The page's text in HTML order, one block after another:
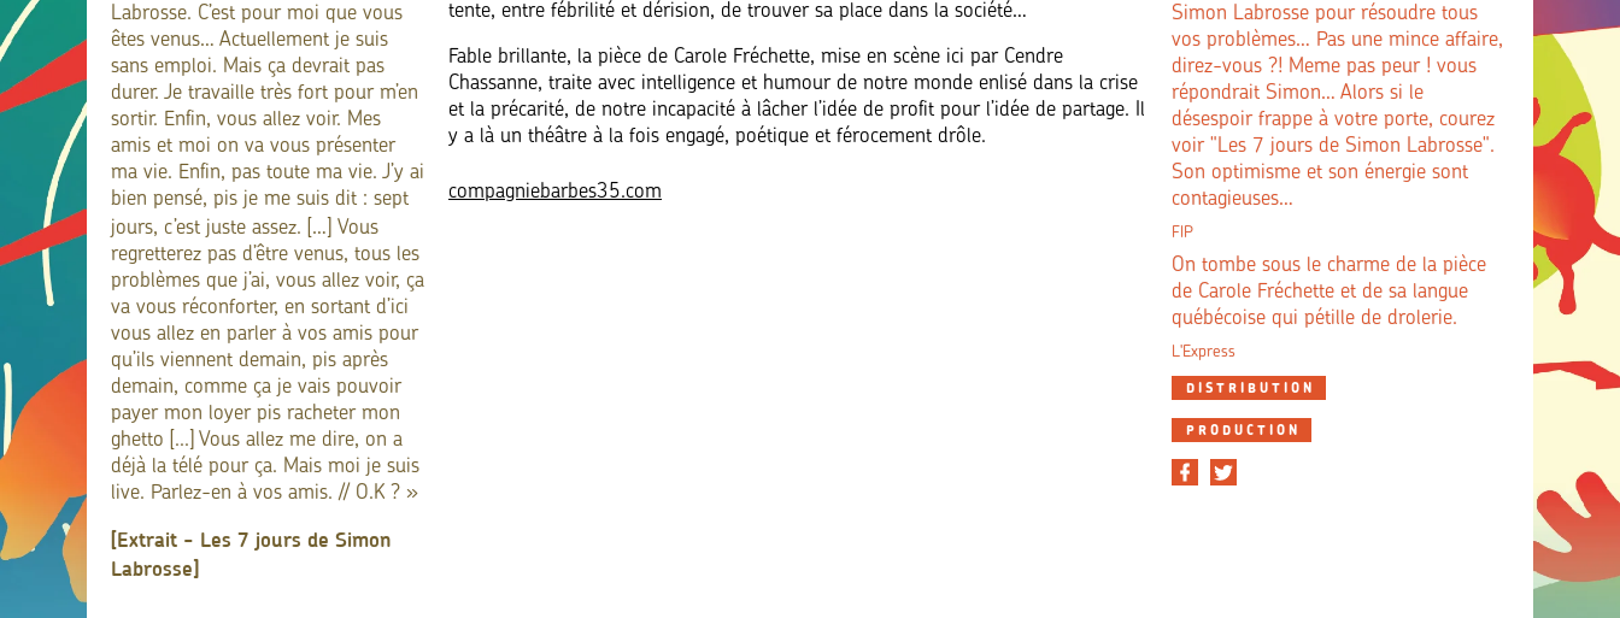
Labrosse. C’est pour moi que vous
êtes venus… Actuellement je suis
sans emploi. Mais ça devrait pas
durer. Je travaille très fort pour m’en
sortir. Enfin, vous allez voir. Mes
amis et moi on va vous présenter
ma vie. Enfin, pas toute ma vie. J’y ai
bien pensé, pis je me suis dit : sept
jours, c’est juste assez. […] Vous
regretterez pas d’être venus, tous les
problèmes que j’ai, vous allez voir, ça
va vous réconforter, en sortant d’ici
vous allez en parler à vos amis pour
qu’ils viennent demain, pis après
demain, comme ça je vais pouvoir
payer mon loyer pis racheter mon
ghetto [...] Vous allez me dire, on a
déjà la télé pour ça. Mais moi je suis
live. Parlez-en à vos amis. // O.K ? »
[Extrait - Les 7 jours de Simon
Labrosse]
tente, entre fébrilité et dérision, de trouver sa place dans la société…
Fable brillante, la pièce de Carole Fréchette, mise en scène ici par Cendre
Chassanne, traite avec intelligence et humour de notre monde enlisé dans la crise
et la précarité, de notre incapacité à lâcher l’idée de profit pour l’idée de partage. Il
y a là un théâtre à la fois engagé, poétique et férocement drôle.
compagniebarbes35.com
Simon Labrosse pour résoudre tous
vos problèmes… Pas une mince affaire,
direz-vous ?! Meme pas peur ! vous
répondrait Simon… Alors si le
désespoir frappe à votre porte, courez
voir "Les 7 jours de Simon Labrosse".
Son optimisme et son énergie sont
contagieuses…
FIP
On tombe sous le charme de la pièce
de Carole Fréchette et de sa langue
québécoise qui pétille de drolerie.
L'Express
DISTRIBUTION
PRODUCTION